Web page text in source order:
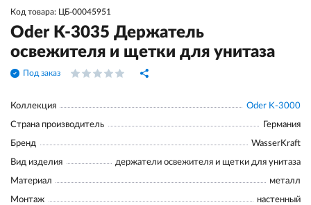
Код товара: ЦБ-00045951
Oder K-3035 Держатель
освежителя и щетки для унитаза
Под заказ
Коллекция Oder K-3000
Страна производитель Германия
Бренд WasserKraft
Вид изделия держатели освежителя и щетки для унитаза
Материал металл
Монтаж настенный